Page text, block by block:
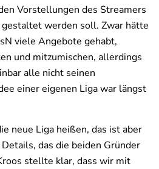
Vorstellungen des Streamers
werden soll. Zwar hätte
viele Angebote gehabt,
und mitzumischen, allerdings
alle nicht seinen
einer eigenen Liga war längst
neue Liga heißen, das ist aber
das die beiden Gründer
stellte klar, dass wir mit